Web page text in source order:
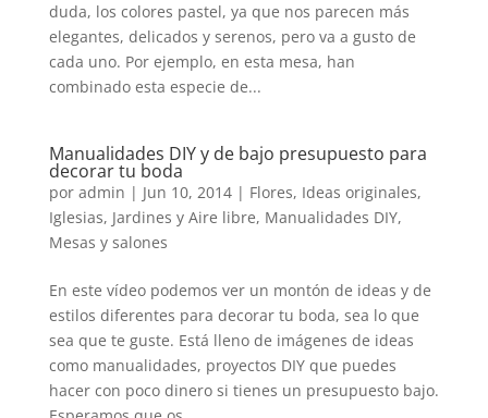
duda, los colores pastel, ya que nos parecen más
elegantes, delicados y serenos, pero va a gusto de
cada uno. Por ejemplo, en esta mesa, han
combinado esta especie de...
Manualidades DIY y de bajo presupuesto para
decorar tu boda
por admin | Jun 10, 2014| Flores, Ideas originales,
Iglesias, Jardines y Aire libre, Manualidades DIY,
Mesas y salones
En este vídeo podemos ver un montón de ideas y de
estilos diferentes para decorar tu boda, sea lo que
sea que te guste. Está lleno de imágenes de ideas
como manualidades, proyectos DIY que puedes
hacer con poco dinero si tienes un presupuesto bajo.